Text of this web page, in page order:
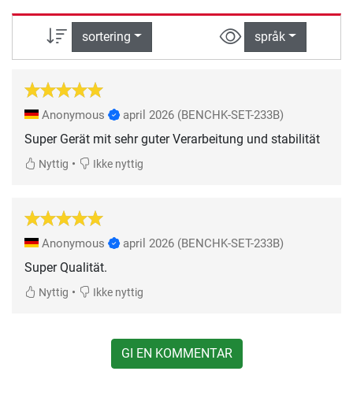
sortering språk
Anonymous april 2026 (BENCHK-SET-233B)
Super Gerät mit sehr guter Verarbeitung und stabilität
Nyttig • Ikke nyttig
Anonymous april 2026 (BENCHK-SET-233B)
Super Qualität.
Nyttig • Ikke nyttig
GI EN KOMMENTAR